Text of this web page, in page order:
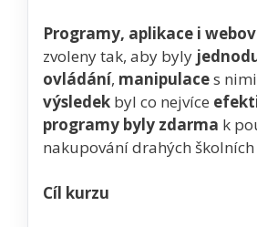
Programy, aplikace i
zvoleny tak, aby byly
ovládání, manipulaces
výsledek byl co nejvíce
programy byly zdarma k
nakupování drahých školních
Cíl kurzu